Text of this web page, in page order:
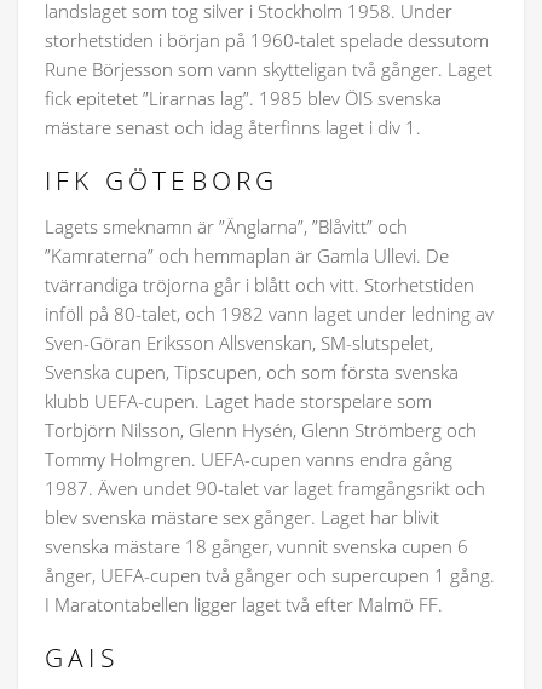
landslaget som tog silver i Stockholm 1958. Under
storhetstiden i början på 1960-talet spelade dessutom
Rune Börjesson som vann skytteligan två gånger. Laget
fick epitetet ”Lirarnas lag”. 1985 blev ÖIS svenska
mästare senast och idag återfinns laget i div 1.
IFK GÖTEBORG
Lagets smeknamn är ”Änglarna”, ”Blåvitt” och
”Kamraterna” och hemmaplan är Gamla Ullevi. De
tvärrandiga tröjorna går i blått och vitt. Storhetstiden
inföll på 80-talet, och 1982 vann laget under ledning av
Sven-Göran Eriksson Allsvenskan, SM-slutspelet,
Svenska cupen, Tipscupen, och som första svenska
klubb UEFA-cupen. Laget hade storspelare som
Torbjörn Nilsson, Glenn Hysén, Glenn Strömberg och
Tommy Holmgren. UEFA-cupen vanns endra gång
1987. Även undet 90-talet var laget framgångsrikt och
blev svenska mästare sex gånger. Laget har blivit
svenska mästare 18 gånger, vunnit svenska cupen 6
ånger, UEFA-cupen två gånger och supercupen 1 gång.
I Maratontabellen ligger laget två efter Malmö FF.
GAIS